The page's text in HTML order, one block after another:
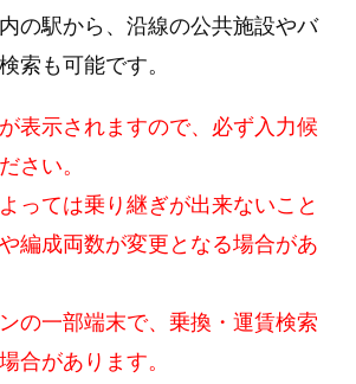
の駅から、沿線の公共施設やバ
索も可能です。
表示されますので、必ず入力候
さい。
っては乗り継ぎが出来ないこと
編成両数が変更となる場合があ
の一部端末で、乗換・運賃検索
合があります。